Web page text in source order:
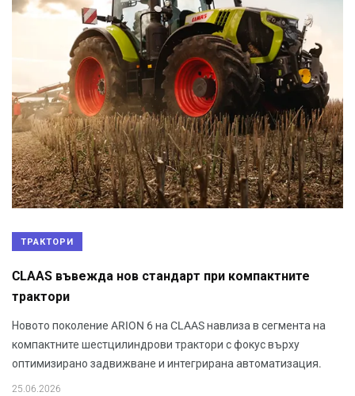
ТРАКТОРИ
CLAAS въвежда нов стандарт при компактните
трактори
Новото поколение ARION 6 на CLAAS навлиза в сегмента на
компактните шестцилиндрови трактори с фокус върху
оптимизирано задвижване и интегрирана автоматизация.
25.06.2026